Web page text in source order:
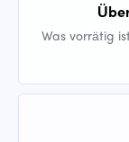
Was vorrätig